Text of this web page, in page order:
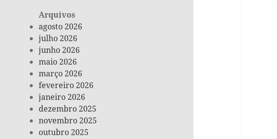
Arquivos
agosto 2026
julho 2026
junho 2026
maio 2026
março 2026
fevereiro 2026
janeiro 2026
dezembro 2025
novembro 2025
outubro 2025